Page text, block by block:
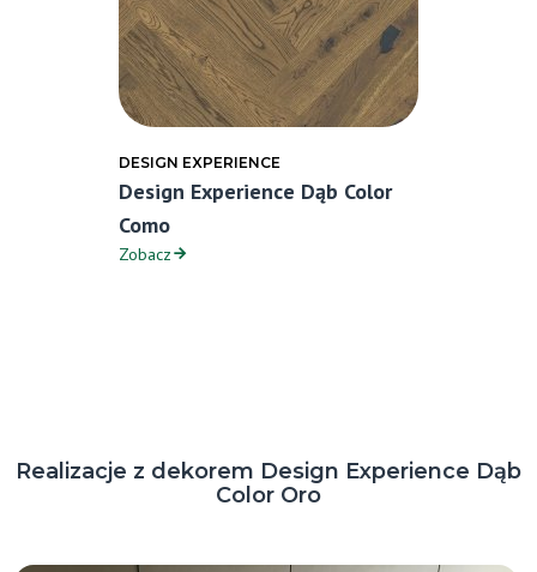
DESIGN EXPERIENCE
Design Experience Dąb Color
Como
Zobacz
Realizacje z dekorem Design Experience Dąb
Color Oro